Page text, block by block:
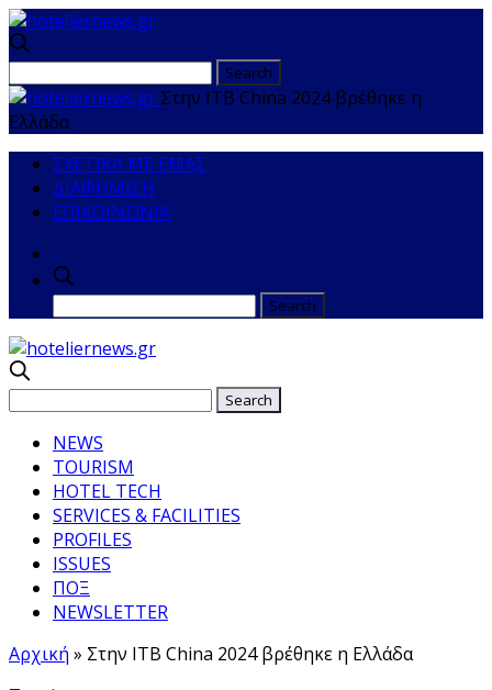
Στην ITB China 2024 βρέθηκε η
Ελλάδα
ΣΧΕΤΙΚΑ ΜΕ ΕΜΑΣ
ΔΙΑΦΗΜΙΣΗ
ΕΠΙΚΟΙΝΩΝΙΑ
NEWS
TOURISM
HOTEL TECH
SERVICES & FACILITIES
PROFILES
ISSUES
ΠΟΞ
NEWSLETTER
Αρχική » Στην ITB China 2024 βρέθηκε η Ελλάδα